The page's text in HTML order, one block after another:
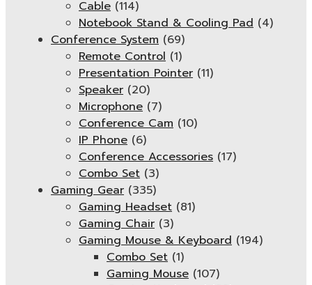
Cable (114)
Notebook Stand & Cooling Pad (4)
Conference System (69)
Remote Control (1)
Presentation Pointer (11)
Speaker (20)
Microphone (7)
Conference Cam (10)
IP Phone (6)
Conference Accessories (17)
Combo Set (3)
Gaming Gear (335)
Gaming Headset (81)
Gaming Chair (3)
Gaming Mouse & Keyboard (194)
Combo Set (1)
Gaming Mouse (107)